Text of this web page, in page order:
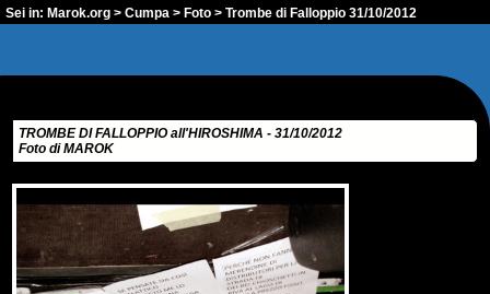
Sei in: Marok.org > Cumpa > Foto > Trombe di Falloppio 31/10/2012
TROMBE DI FALLOPPIO all'HIROSHIMA - 31/10/2012
Foto di MAROK